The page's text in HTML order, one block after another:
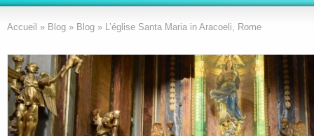
Accueil » Blog » Blog » L’église Santa Maria in Aracoeli, Rome